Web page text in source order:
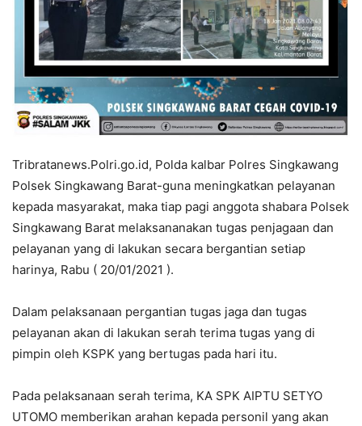
Tribratanews.Polri.go.id, Polda kalbar Polres Singkawang
Polsek Singkawang Barat-guna meningkatkan pelayanan
kepada masyarakat, maka tiap pagi anggota shabara Polsek
Singkawang Barat melaksananakan tugas penjagaan dan
pelayanan yang di lakukan secara bergantian setiap
harinya, Rabu ( 20/01/2021 ).
Dalam pelaksanaan pergantian tugas jaga dan tugas
pelayanan akan di lakukan serah terima tugas yang di
pimpin oleh KSPK yang bertugas pada hari itu.
Pada pelaksanaan serah terima, KA SPK AIPTU SETYO
UTOMO memberikan arahan kepada personil yang akan